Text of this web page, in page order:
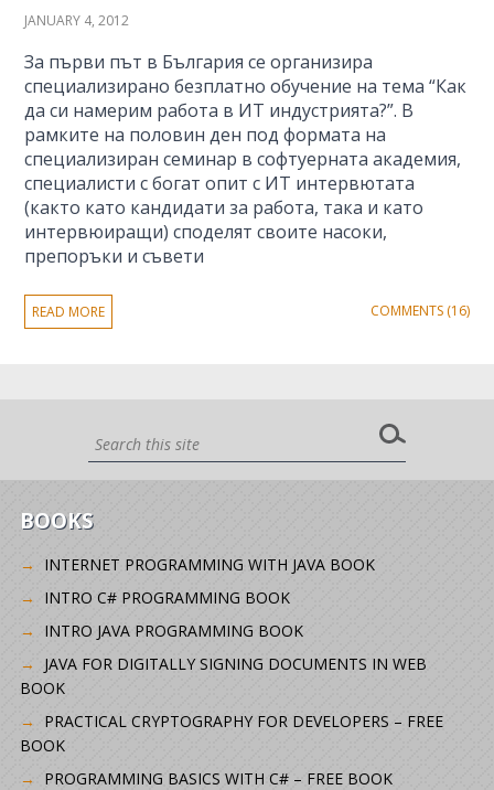
JANUARY 4, 2012
За първи път в България се организира
специализирано безплатно обучение на тема “Как
да си намерим работа в ИТ индустрията?”. В
рамките на половин ден под формата на
специализиран семинар в софтуерната академия,
специалисти с богат опит с ИТ интервютата
(както като кандидати за работа, така и като
интервюиращи) споделят своите насоки,
препоръки и съвети
READ MORE COMMENTS (16)
BOOKS
INTERNET PROGRAMMING WITH JAVA BOOK
INTRO C# PROGRAMMING BOOK
INTRO JAVA PROGRAMMING BOOK
JAVA FOR DIGITALLY SIGNING DOCUMENTS IN WEB
BOOK
PRACTICAL CRYPTOGRAPHY FOR DEVELOPERS – FREE
BOOK
PROGRAMMING BASICS WITH C# – FREE BOOK